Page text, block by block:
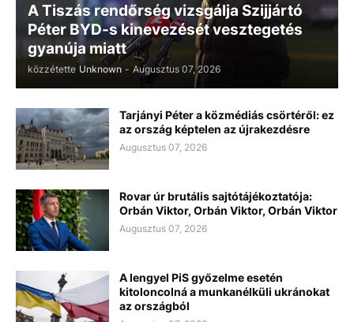
A Tiszás rendőrség vizsgálja Szijjártó
Péter BYD-s kinevezését vesztegetés
gyanúja miatt
közzétette Unknown - Augusztus 07, 2026
Tarjányi Péter a közmédiás csörtéről: ez
az ország képtelen az újrakezdésre
Augusztus 07, 2026
Rovar úr brutális sajtótájékoztatója:
Orbán Viktor, Orbán Viktor, Orbán Viktor
Augusztus 07, 2026
A lengyel PiS győzelme esetén
kitoloncolná a munkanélküli ukránokat
az országból